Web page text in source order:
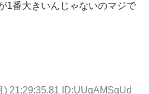
1番大きいんじゃないのマジで
) 21:29:35.81 ID:UUgAMSgUd